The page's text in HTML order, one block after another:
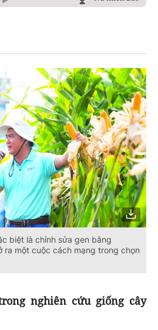
biệt là chỉnh sửa gen bằng
ra một cuộc cách mạng trong chọn
nghiên cứu giống cây